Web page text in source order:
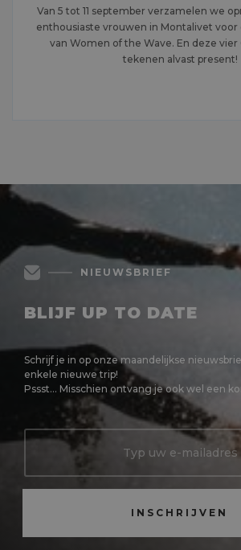
Van 5 tot 11 september verzamelen we
enthousiaste vrouwen in Montalivet
van Women of the Wave. En deze
tekenen alvast present!
NIEUWSBRIEF
BLIJF UP TO DATE
Schrijf je in op onze maandelijkse
enkele nieuwe trip!
Pssst... Misschien ontvang je ook wel een